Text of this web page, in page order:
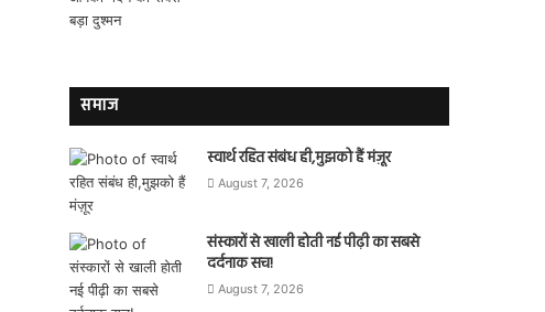
समाज
स्वार्थ रहित संबंध ही,मुझको हैं मंज़ूर
August 7, 2026
संस्कारों से खाली होती नई पीढ़ी का सबसे
दर्दनाक सच!
August 7, 2026